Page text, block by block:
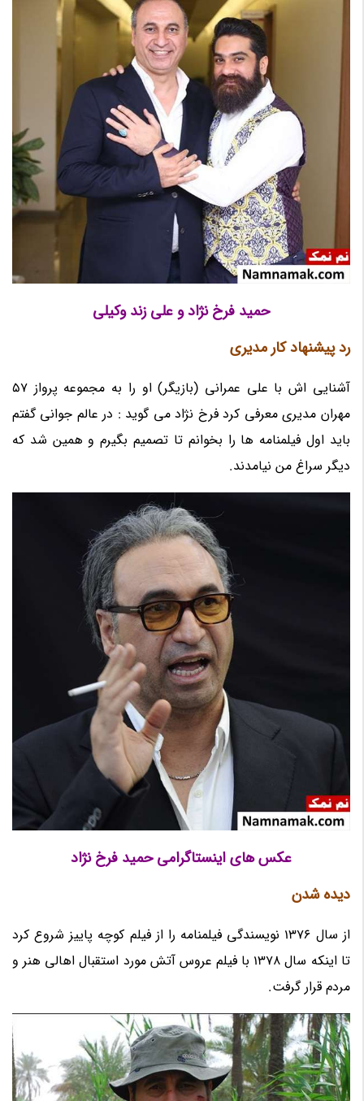
حمید فرخ نژاد و علی زند وکیلی
رد پیشنهاد کار مدیری
آشنایی اش با علی عمرانی (بازیگر) او را به مجموعه پرواز 57
مهران مدیری معرفی کرد فرخ نژاد می گوید : در عالم جوانی گفتم
باید اول فیلمنامه ها را بخوانم تا تصمیم بگیرم و همین شد که
دیگر سراغ من نیامدند.
عکس های اینستاگرامی حمید فرخ نژاد
دیده شدن
از سال 1376 نویسندگی فیلمنامه را از فیلم کوچه پاییز شروع کرد
تا اینکه سال 1378 با فیلم عروس آتش مورد استقبال اهالی هنر و
مردم قرار گرفت.